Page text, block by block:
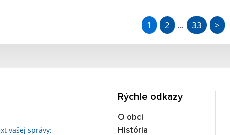
1 2 ... 33 >
vašej správy: Text vašej správy...
Rýchle odkazy
O obci
História